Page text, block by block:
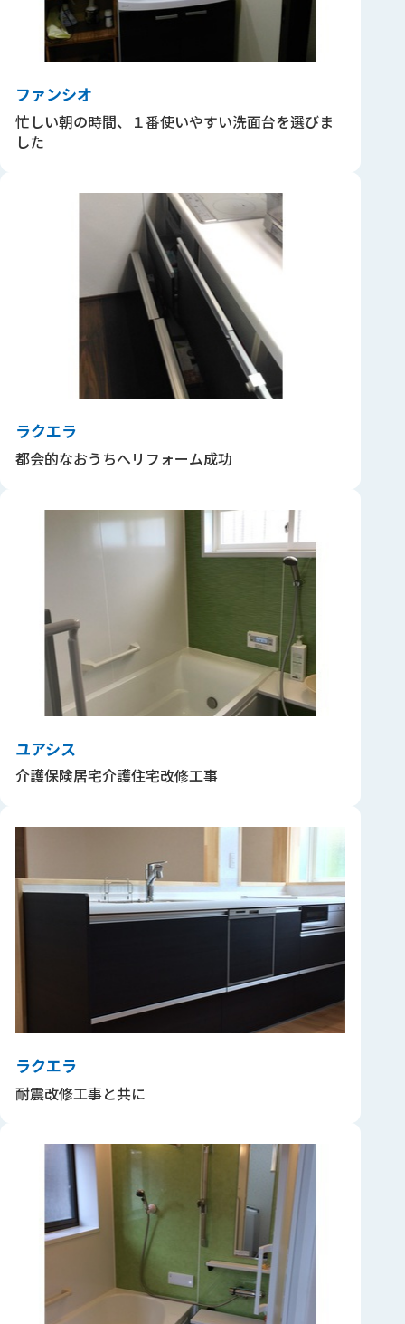
ファンシオ
忙しい朝の時間、１番使いやすい洗面台を選びま
した
ラクエラ
都会的なおうちへリフォーム成功
ユアシス
介護保険居宅介護住宅改修工事
ラクエラ
耐震改修工事と共に